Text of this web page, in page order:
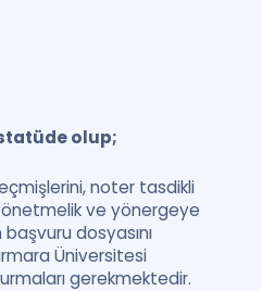
olup;
noter tasdikli
ve yönergeye
dosyasını
Üniversitesi
gerekmektedir.